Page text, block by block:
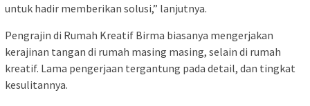
untuk hadir memberikan solusi,” lanjutnya.
Pengrajin di Rumah Kreatif Birma biasanya mengerjakan
kerajinan tangan di rumah masing masing, selain di rumah
kreatif. Lama pengerjaan tergantung pada detail, dan tingkat
kesulitannya.